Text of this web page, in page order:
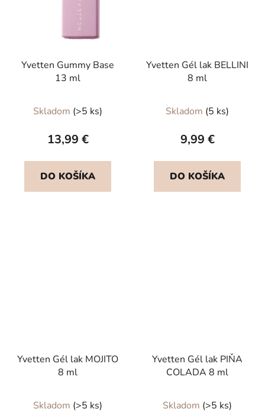
Yvetten Gummy Base
13 ml
hodnotenie
produktu
5,0
z
Skladom (>5 ks)
13,99 €
DO KOŠÍKA
Yvetten Gél lak BELLINI
8 ml
Skladom (5 ks)
9,99 €
DO KOŠÍKA
Yvetten Gél lak MOJITO
8 ml
Skladom (>5 ks)
Yvetten Gél lak PIŇA
COLADA 8 ml
Skladom (>5 ks)